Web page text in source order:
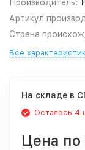
Производитель:
Артикул
Страна
Все
На складе в
Осталось 4
Цена по